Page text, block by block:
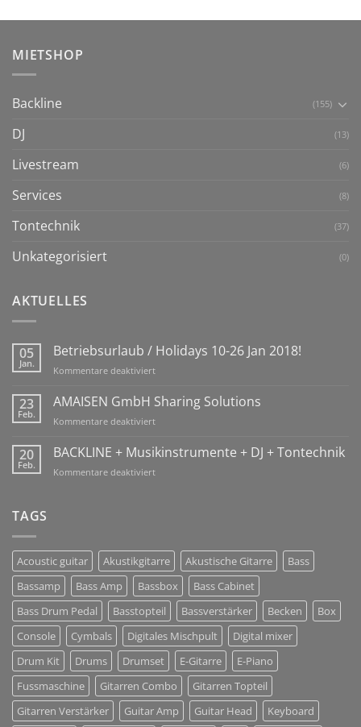
MIETSHOP
Backline (155)
DJ (13)
Livestream (6)
Services (8)
Tontechnik (37)
Unkategorisiert (0)
AKTUELLES
05
Jan.
Betriebsurlaub / Holidays 10-26 Jan 2018!
Kommentare deaktiviertfür
/
10-
Jan
23
Feb.
AMAISEN GmbH Sharing Solutions
Kommentare deaktiviertfür
GmbH
Solutions
20
Feb.
BACKLINE + Musikinstrumente + DJ + Tontechnik
Kommentare deaktiviertfür
+
Tontechnik
TAGS
Acoustic guitar Akustikgitarre Akustische Gitarre
Bass
Bassamp
Bass Amp Bassbox
Bass Cabinet
Bass Drum Pedal
Basstopteil Bassverstärker Becken
Box
Console
Cymbals Digitales Mischpult
Digital mixer
Drum Kit
Drums Drumset E-Gitarre
E-Piano
Fussmaschine
Gitarren Combo
Gitarren Topteil
Gitarren Verstärker
Guitar Amp Guitar Head
Keyboard